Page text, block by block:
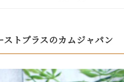
トプラスのカムジャパン